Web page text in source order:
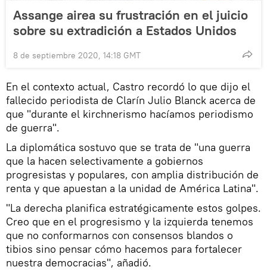
Assange airea su frustración en el juicio
sobre su extradición a Estados Unidos
8 de septiembre 2020, 14:18 GMT
En el contexto actual, Castro recordó lo que dijo el
fallecido periodista de Clarín Julio Blanck acerca de
que "durante el kirchnerismo hacíamos periodismo
de guerra".
La diplomática sostuvo que se trata de "una guerra
que la hacen selectivamente a gobiernos
progresistas y populares, con amplia distribución de
renta y que apuestan a la unidad de América Latina".
"La derecha planifica estratégicamente estos golpes.
Creo que en el progresismo y la izquierda tenemos
que no conformarnos con consensos blandos o
tibios sino pensar cómo hacemos para fortalecer
nuestra democracias", añadió.